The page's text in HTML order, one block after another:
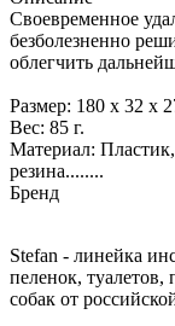
Своевременное
безболезненно
облегчить
Размер: 180 х 32 х
Вес: 85 г.
Материал:
резина........
Бренд
Stefan - линейка
пеленок,
собак от